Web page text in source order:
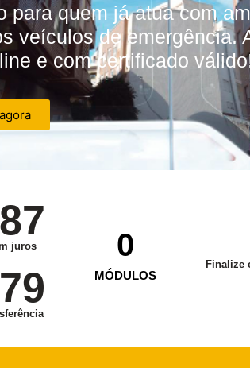
para quem já atua com
veículos de emergência.
e com certificado
juros
MÓDULOS
0
Finalize